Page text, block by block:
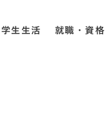
学生生活 就職・資格